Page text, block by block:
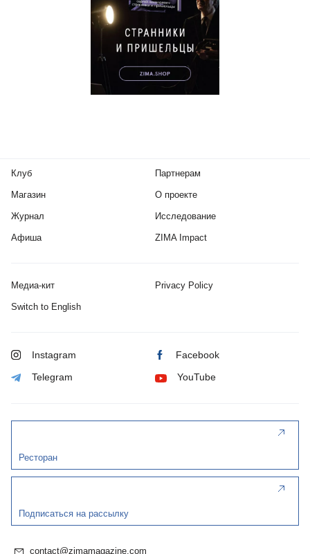
Клуб
Магазин
Журнал
Афиша
Партнерам
О проекте
Исследование
ZIMA Impact
Медиа-кит Privacy Policy
Switch to English
Instagram Facebook
Telegram YouTube
Ресторан
Подписаться на рассылку
contact@zimamagazine.com